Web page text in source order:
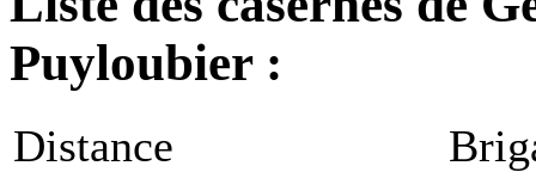
Puyloubier :
Distance